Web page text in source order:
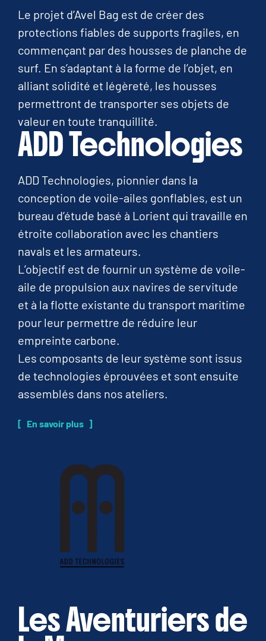
Le projet d’Avel Bag est de créer des
protections fiables de supports fragiles, en
commençant par des housses de planche de
surf. En s’adaptant à la forme de l’objet, en
alliant solidité et légèreté, les housses
permettront de transporter ses objets de
valeur en toute tranquillité.
ADD Technologies
ADD Technologies, pionnier dans la
conception de voile-ailes gonflables, est un
bureau d’étude basé à Lorient qui travaille en
étroite collaboration avec les chantiers
navals et les armateurs.
L’objectif est de fournir un système de voile-
aile de propulsion aux navires de servitude
et à la flotte existante du transport maritime
pour leur permettre de réduire leur
empreinte carbone.
Les composants de leur système sont issus
de technologies éprouvées et sont ensuite
assemblés dans nos ateliers.
En savoir plus
Les Aventuriers de